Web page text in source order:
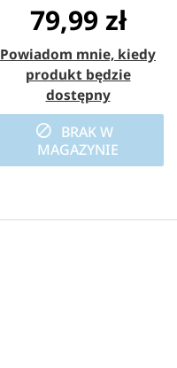
79,99 zł
Powiadom mnie, kiedy
produkt będzie
dostępny
BRAK W
MAGAZYNIE